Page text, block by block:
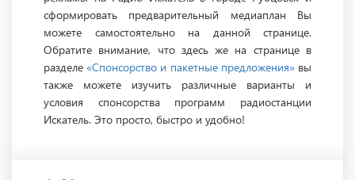
сформировать предварительный медиаплан Вы
можете самостоятельно на данной странице.
Обратите внимание, что здесь же на странице в
разделе«Спонсорство и пакетные предложения»вы
также можете изучить различные варианты и
условия спонсорства программ радиостанции
Искатель. Это просто, быстро и удобно!